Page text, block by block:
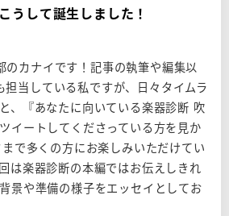
うして誕生しました！
カナイです！記事の執筆や編集以
当している私ですが、日々タイムラ
、『あなたに向いている楽器診断 吹
イートしてくださっている方を見か
で多くの方にお楽しみいただけてい
は楽器診断の本編ではお伝えしきれ
景や準備の様子をエッセイとしてお